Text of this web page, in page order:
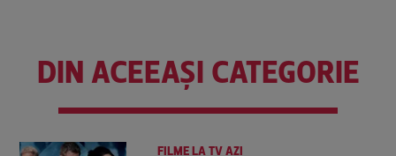
DIN ACEEAȘI CATEGORIE
FILME LA TV AZI